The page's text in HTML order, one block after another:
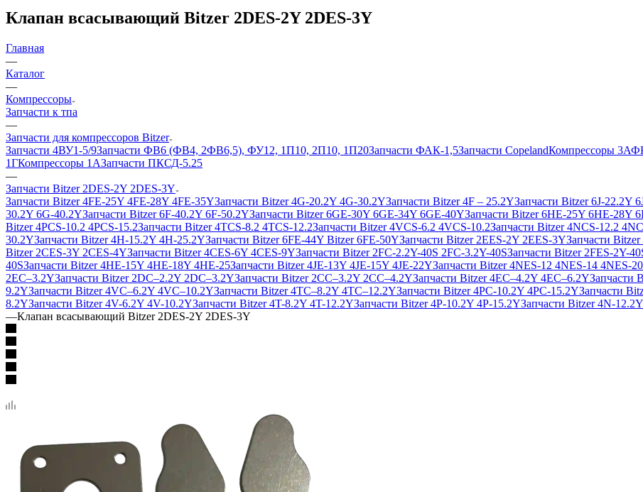
Клапан всасывающий Bitzer 2DES-2Y 2DES-3Y
Главная
—
Каталог
—
Компрессоры
Запчасти к тпа
—
Запчасти для компрессоров Bitzer
Запчасти 4ВУ1-5/9Запчасти ФВ6 (ФВ4, 2ФВ6,5), ФУ12, 1П10, 2П10, 1П20Запчасти ФАК-1,5Запчасти CopelandКомпрессоры 3АФ
1ГКомпрессоры 1АЗапчасти ПКСД-5.25
—
Запчасти Bitzer 2DES-2Y 2DES-3Y
Запчасти Bitzer 4FE-25Y 4FE-28Y 4FE-35YЗапчасти Bitzer 4G-20.2Y 4G-30.2YЗапчасти Bitzer 4F – 25.2YЗапчасти Bitzer 6J-22.2Y
30.2Y 6G-40.2YЗапчасти Bitzer 6F-40.2Y 6F-50.2YЗапчасти Bitzer 6GE-30Y 6GE-34Y 6GE-40YЗапчасти Bitzer 6HE-25Y 6HE-28Y
Bitzer 4PCS-10.2 4PCS-15.2Запчасти Bitzer 4TCS-8.2 4TCS-12.2Запчасти Bitzer 4VCS-6.2 4VCS-10.2Запчасти Bitzer 4NCS-12.2
30.2YЗапчасти Bitzer 4H-15.2Y 4H-25.2YЗапчасти Bitzer 6FE-44Y Bitzer 6FE-50YЗапчасти Bitzer 2EES-2Y 2EES-3YЗапчасти
Bitzer 2CES-3Y 2CES-4YЗапчасти Bitzer 4CES-6Y 4CES-9YЗапчасти Bitzer 2FC-2.2Y-40S 2FC-3.2Y-40SЗапчасти Bitzer 2FES-2Y-
40SЗапчасти Bitzer 4HE-15Y 4HE-18Y 4HE-25Запчасти Bitzer 4JE-13Y 4JE-15Y 4JE-22YЗапчасти Bitzer 4NES-12 4NES-14 4NES-20
2EC–3.2YЗапчасти Bitzer 2DC–2.2Y 2DC–3.2YЗапчасти Bitzer 2CC–3.2Y 2CC–4.2YЗапчасти Bitzer 4EC–4.2Y 4EC–6.2YЗапчасти
9.2YЗапчасти Bitzer 4VC–6.2Y 4VC–10.2YЗапчасти Bitzer 4TC–8.2Y 4TC–12.2YЗапчасти Bitzer 4PC-10.2Y 4PC-15.2YЗапчасти
8.2YЗапчасти Bitzer 4V-6.2Y 4V-10.2YЗапчасти Bitzer 4T-8.2Y 4T-12.2YЗапчасти Bitzer 4P-10.2Y 4P-15.2YЗапчасти Bitzer 4N-
—Клапан всасывающий Bitzer 2DES-2Y 2DES-3Y